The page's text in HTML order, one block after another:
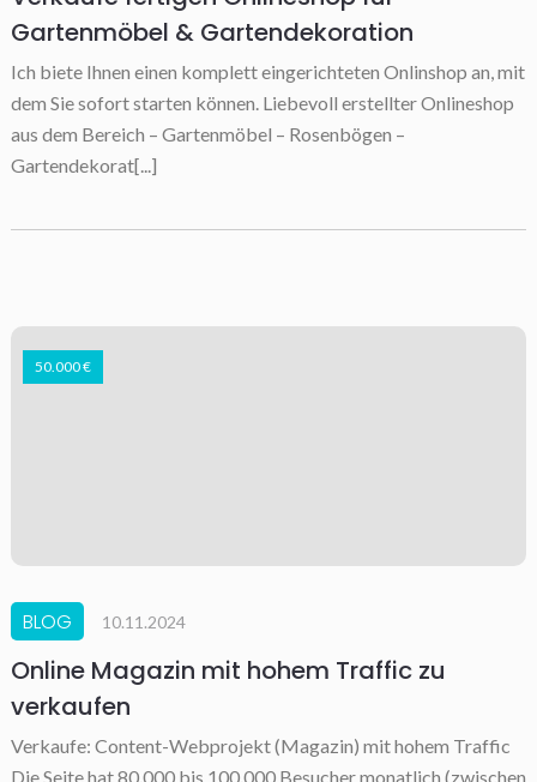
Gartenmöbel & Gartendekoration
Ich biete Ihnen einen komplett eingerichteten Onlinshop an, mit
dem Sie sofort starten können. Liebevoll erstellter Onlineshop
aus dem Bereich – Gartenmöbel – Rosenbögen –
Gartendekorat[...]
50.000 €
BLOG 10.11.2024
Online Magazin mit hohem Traffic zu
verkaufen
Verkaufe: Content-Webprojekt (Magazin) mit hohem Traffic
Die Seite hat 80.000 bis 100.000 Besucher monatlich (zwischen